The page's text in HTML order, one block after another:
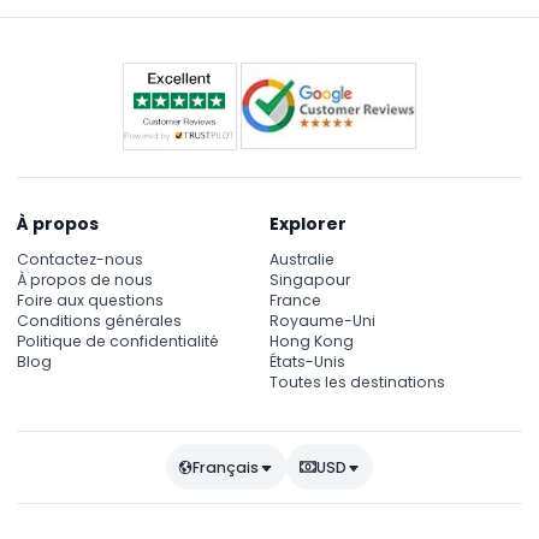
fluvial populaire.
À propos
Contactez-nous
À propos de nous
Foire aux questions
Conditions générales
Politique de confidentialité
Blog
Explorer
Australie
Singapour
France
Royaume-Uni
Hong Kong
États-Unis
Toutes les destinations
Français USD